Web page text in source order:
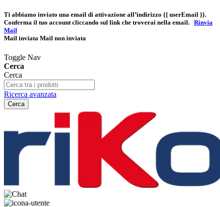
Ti abbiamo inviato una email di attivazione all’indirizzo {{ userEmail }}.
Conferma il tuo account cliccando sul link che troverai nella email. Rinvia
Mail
Mail inviata Mail non inviata
Toggle Nav
Cerca
Cerca
Ricerca avanzata
Cerca